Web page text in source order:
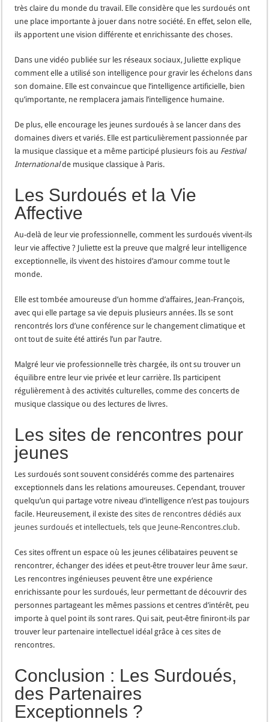
très claire du monde du travail. Elle considère que les surdoués ont
une place importante à jouer dans notre société. En effet, selon elle,
ils apportent une vision différente et enrichissante des choses.
Dans une vidéo publiée sur les réseaux sociaux, Juliette explique
comment elle a utilisé son intelligence pour gravir les échelons dans
son domaine. Elle est convaincue que l’intelligence artificielle, bien
qu’importante, ne remplacera jamais l’intelligence humaine.
De plus, elle encourage les jeunes surdoués à se lancer dans des
domaines divers et variés. Elle est particulièrement passionnée par
la musique classique et a même participé plusieurs fois au Festival
Internationalde musique classique à Paris.
Les Surdoués et la Vie
Affective
Au-delà de leur vie professionnelle, comment les surdoués vivent-ils
leur vie affective ? Juliette est la preuve que malgré leur intelligence
exceptionnelle, ils vivent des histoires d’amour comme tout le
monde.
Elle est tombée amoureuse d’un homme d’affaires, Jean-François,
avec qui elle partage sa vie depuis plusieurs années. Ils se sont
rencontrés lors d’une conférence sur le changement climatique et
ont tout de suite été attirés l’un par l’autre.
Malgré leur vie professionnelle très chargée, ils ont su trouver un
équilibre entre leur vie privée et leur carrière. Ils participent
régulièrement à des activités culturelles, comme des concerts de
musique classique ou des lectures de livres.
Les sites de rencontres pour
jeunes
Les surdoués sont souvent considérés comme des partenaires
exceptionnels dans les relations amoureuses. Cependant, trouver
quelqu’un qui partage votre niveau d’intelligence n’est pas toujours
facile. Heureusement, il existe dessites de rencontres dédiés aux
jeunes surdoués et intellectuels, tels que Jeune-Rencontres.club.
Ces sites offrent un espace où les jeunes célibataires peuvent se
rencontrer, échanger des idées et peut-être trouver leur âme sœur.
Les rencontres ingénieuses peuvent être une expérience
enrichissante pour les surdoués, leur permettant de découvrir des
personnes partageant les mêmes passions et centres d’intérêt, peu
importe à quel point ils sont rares. Qui sait, peut-être finiront-ils par
trouver leur partenaire intellectuel idéal grâce à ces sites de
rencontres.
Conclusion : Les Surdoués,
des Partenaires
Exceptionnels ?